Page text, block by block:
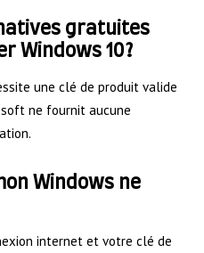
gratuites
Windows 10?
une clé de produit valide
ne fournit aucune
Windows ne
internet et votre clé de